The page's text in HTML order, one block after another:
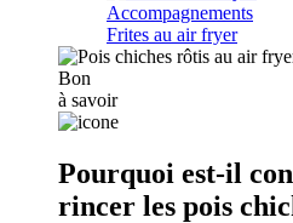
Accompagnements
Frites au air fryer
Bon
à savoir
Pourquoi est-il
rincer les pois